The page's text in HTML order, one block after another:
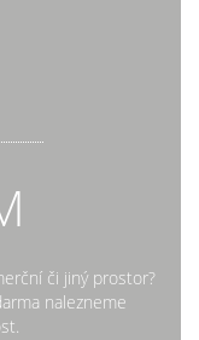
či jiný prostor?
nalezneme